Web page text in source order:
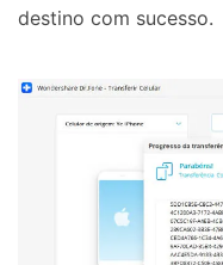
destino com sucesso.